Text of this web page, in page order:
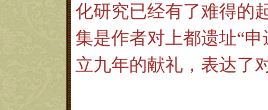
化研究已经有了难得的
集是作者对上都遗址“
立九年的献礼，表达了